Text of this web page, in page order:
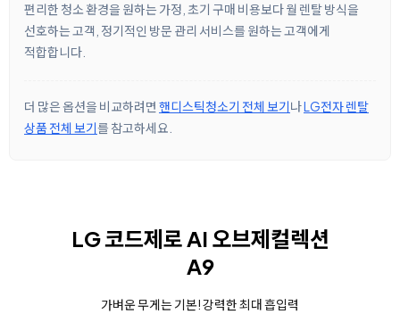
편리한 청소 환경을 원하는 가정, 초기 구매 비용보다 월 렌탈 방식을
선호하는 고객, 정기적인 방문 관리 서비스를 원하는 고객에게
적합합니다.
더 많은 옵션을 비교하려면 핸디스틱청소기 전체 보기나LG전자 렌탈
상품 전체 보기를 참고하세요.
LG 코드제로 AI 오브제컬렉션
A9
가벼운 무게는 기본! 강력한 최대 흡입력